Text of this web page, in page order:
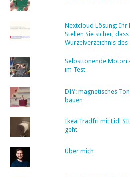
Nextcloud Lösung: Ihr
Stellen Sie sicher,
Wurzelverzeichnis
Selbsttönende
im Test
DIY: magnetisches
bauen
Ikea Tradfri mit Lidl
geht
Über mich